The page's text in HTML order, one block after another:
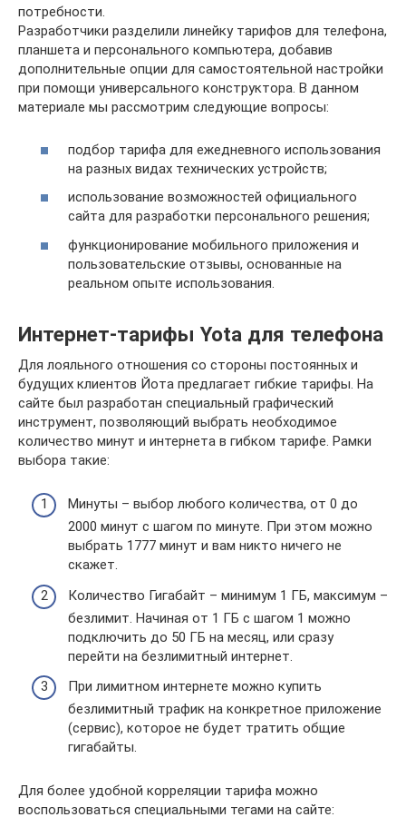
потребности.
Разработчики разделили линейку тарифов для телефона,
планшета и персонального компьютера, добавив
дополнительные опции для самостоятельной настройки
при помощи универсального конструктора. В данном
материале мы рассмотрим следующие вопросы:
подбор тарифа для ежедневного использования
на разных видах технических устройств;
использование возможностей официального
сайта для разработки персонального решения;
функционирование мобильного приложения и
пользовательские отзывы, основанные на
реальном опыте использования.
Интернет-тарифы Yota для телефона
Для лояльного отношения со стороны постоянных и
будущих клиентов Йота предлагает гибкие тарифы. На
сайте был разработан специальный графический
инструмент, позволяющий выбрать необходимое
количество минут и интернета в гибком тарифе. Рамки
выбора такие:
Минуты – выбор любого количества, от 0 до
2000 минут с шагом по минуте. При этом можно
выбрать 1777 минут и вам никто ничего не
скажет.
Количество Гигабайт – минимум 1 ГБ, максимум –
безлимит. Начиная от 1 ГБ с шагом 1 можно
подключить до 50 ГБ на месяц, или сразу
перейти на безлимитный интернет.
При лимитном интернете можно купить
безлимитный трафик на конкретное приложение
(сервис), которое не будет тратить общие
гигабайты.
Для более удобной корреляции тарифа можно
воспользоваться специальными тегами на сайте: